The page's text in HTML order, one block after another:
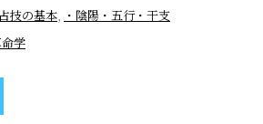
技の基本, ・陰陽・五行・干支
学